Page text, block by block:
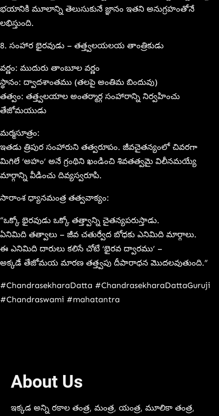
భయానికి మూలాన్ని తెలుసుకునే జ్ఞానం ఇతని అనుగ్రహంతోనే
లభిస్తుంది.
8. సంహార భైరవుడు – తత్త్వలయలయ తాంత్రికుడు
వర్ణం: ముదురు తాంబూల వర్ణం
స్థానం: ద్వాదశాంతము (తలపై అంతిమ బిందువు)
తత్వం: తత్త్వలయాల అంతర్మార్గ సంహారాన్ని నిర్వహించు
తేజోమయుడు
మర్మసూత్రం:
ఇతడు త్రిపుర సంహారుని తత్వరూపం. జీవచైతన్యంలో చివరగా
మిగిలే ‘అహం’ అనే గ్రంథిని ఖండించి శివతత్వమై విలీనమయ్యే
మార్గాన్ని వీడించు దివ్యస్వరూపి.
సారాంశ ధ్యానమంత్ర తత్వవాక్యం:
“ఒక్కో భైరవుడు ఒక్కో తత్త్వాన్ని చైతన్యపరుస్తాడు.
ఏనిమిది తత్వాలు – జీవ చతుర్వేద బోధకు ఎనిమిది మార్గాలు.
ఈ ఎనిమిది దారులు కలిసే చోటే ‘భైరవ ద్వారము’ –
అక్కడే తేజోమయ మారణ తత్త్వపు దీపారాధన మొదలవుతుంది.”
#ChandrasekharaDatta #ChandrasekharaDattaGuruji
#Chandraswami #mahatantra
About Us
ఇక్కడ అన్ని రకాల తంత్ర, మంత్ర, యంత్ర, మూలికా తంత్ర,